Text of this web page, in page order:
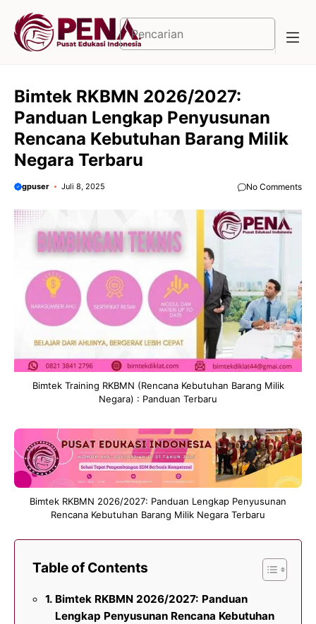
Cari
Bimtek RKBMN 2026/2027:
Panduan Lengkap Penyusunan
Rencana Kebutuhan Barang Milik
Negara Terbaru
gpuser Juli 8, 2025 No Comments
Bimtek Training RKBMN (Rencana Kebutuhan Barang Milik
Negara) : Panduan Terbaru
Bimtek RKBMN 2026/2027: Panduan Lengkap Penyusunan
Rencana Kebutuhan Barang Milik Negara Terbaru
Table of Contents
Bimtek RKBMN 2026/2027: Panduan
Lengkap Penyusunan Rencana Kebutuhan